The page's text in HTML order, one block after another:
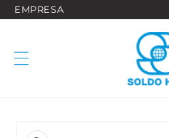
directamente
EMPRESA